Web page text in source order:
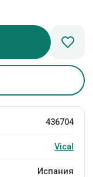
436704
Vical
Испания